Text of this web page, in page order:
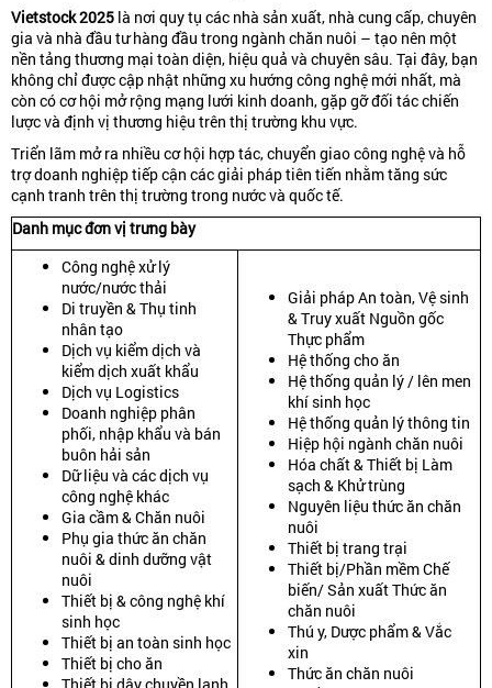
Vietstock 2025 là nơi quy tụ các nhà sản xuất, nhà cung cấp, chuyên
gia và nhà đầu tư hàng đầu trong ngành chăn nuôi – tạo nên một
nền tảng thương mại toàn diện, hiệu quả và chuyên sâu. Tại đây, bạn
không chỉ được cập nhật những xu hướng công nghệ mới nhất, mà
còn có cơ hội mở rộng mạng lưới kinh doanh, gặp gỡ đối tác chiến
lược và định vị thương hiệu trên thị trường khu vực.
Triển lãm mở ra nhiều cơ hội hợp tác, chuyển giao công nghệ và hỗ
trợ doanh nghiệp tiếp cận các giải pháp tiên tiến nhằm tăng sức
cạnh tranh trên thị trường trong nước và quốc tế.
Danh mục đơn vị trưng bày
Công nghệ xử lý
nước/nước thải
Di truyền & Thụ tinh
nhân tạo
Dịch vụ kiểm dịch và
kiểm dịch xuất khẩu
Dịch vụ Logistics
Doanh nghiệp phân
phối, nhập khẩu và bán
buôn hải sản
Dữ liệu và các dịch vụ
công nghệ khác
Gia cầm & Chăn nuôi
Phụ gia thức ăn chăn
nuôi & dinh dưỡng vật
nuôi
Thiết bị & công nghệ khí
sinh học
Thiết bị an toàn sinh học
Thiết bị cho ăn
Giải pháp An toàn, Vệ sinh
& Truy xuất Nguồn gốc
Thực phẩm
Hệ thống cho ăn
Hệ thống quản lý / lên men
khí sinh học
Hệ thống quản lý thông tin
Hiệp hội ngành chăn nuôi
Hóa chất & Thiết bị Làm
sạch & Khử trùng
Nguyên liệu thức ăn chăn
nuôi
Thiết bị trang trại
Thiết bị/Phần mềm Chế
biến/ Sản xuất Thức ăn
chăn nuôi
Thú y, Dược phẩm & Vắc
xin
Thức ăn chăn nuôi